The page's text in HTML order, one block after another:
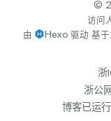
©
访问
由 Hexo 驱动 基
浙
浙公
博客已运行